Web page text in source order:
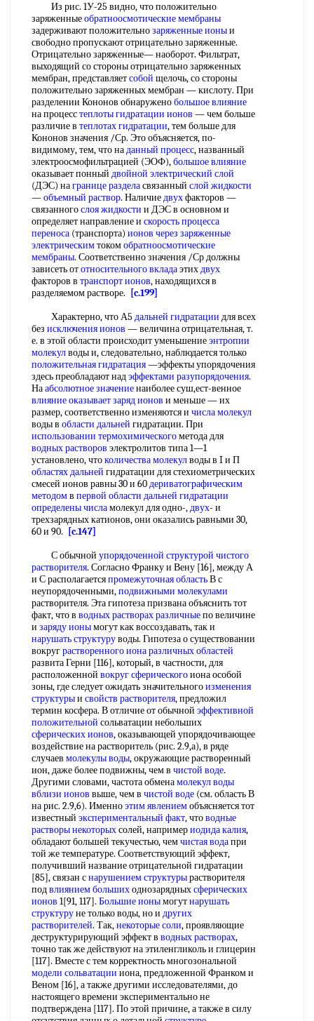
Из рис. 1У-25 видно, что положительно
заряженныеобратноосмотические мембраны
задерживают положительнозаряженные ионыи
свободно пропускают отрицательно заряженные.
Отрицательно заряженные— наоборот. Фильтрат,
выходящий со стороны отрицательно заряженных
мембран, представляетсобой щелочь, со стороны
положительно заряженных мембран — кислоту. При
разделении Кононов обнаруженобольшое влияние
на процесстеплоты гидратации ионов — чем больше
различие в теплотах гидратации, тем больше для
Кононов значения /Ср. Это объясняется, по-
видимому, тем, что наданный процесс, названный
электроосмофильтрацией (ЭОФ),большое влияние
оказывает понный двойной электрический слой
(ДЭС) награнице разделасвязанный слой жидкости
—объемный раствор. Наличиедвухфакторов —
связанногослоя жидкости и ДЭС в основном и
определяет направление и скорость процесса
переноса (транспорта) ионов через заряженные
электрическимтокомобратноосмотические
мембраны. Соответственно значения /Ср должны
зависеть ототносительного вкладаэтихдвух
факторов в транспорт ионов, находящихся в
разделяемом растворе.
[c.199]
Характерно, что А5 дальней гидратации для всех
без исключения ионов — величина отрицательная, т.
е. в этой области происходит уменьшениеэнтропии
молекулводы и, следовательно, наблюдается только
положительная гидратация—эффекты упорядочения
здесь преобладают надэффектами разупорядочения.
Наабсолютное значениенаиболее суш,ест-венное
влияние оказываетзаряд ионов и меньше — их
размер, соответственно изменяются и числа молекул
воды в области дальней гидратации. При
использовании термохимическогометода для
водных растворов электролитов типа 1—1
установлено, чтоколичества молекулводы в I и П
областях дальней гидратации для стехиометрических
смесей ионов равны 30 и 60дериватографическим
методомв первой области дальней гидратации
определены числамолекул для одно-,двух- и
трехзарядных катионов, они оказались равными 30,
60 и 90.
[c.147]
С обычной упорядоченной структурой чистого
растворителя. Согласно Франку и Вену [16], между А
и С располагаетсяпромежуточная областьВ с
неупорядоченными,подвижными молекулами
растворителя. Эта гипотеза призвана объяснить тот
факт, что в водных растворах различныепо величине
и заряду ионымогут как воссоздавать, так и
нарушать структуруводы. Гипотеза о существовании
вокруграстворенного ионаразличных областей
развита Герни [116], который, в частности, для
расположенной вокруг сферическогоиона особой
зоны, где следует ожидать значительногоизменения
структурыи свойств растворителя, предложил
термин косфера. В отличие от обычной эффективной
положительной сольватации небольших
сферических ионов, оказывающей упорядочивающее
воздействие на растворитель (рис. 2.9,а), в ряде
случаев молекулы воды, окружающие растворенный
ион, даже более подвижны, чем в чистой воде.
Другими словами, частота обменамолекул воды
вблизи ионов выше, чем в чистой воде (см. область В
на рис. 2.9,6). Именноэтим явлениемобъясняется тот
известный экспериментальный факт, чтоводные
растворы некоторыхсолей, напримериодида калия,
обладают большей текучестью, чемчистая водапри
той же температуре. Соответствующий эффект,
получивший название отрицательной гидратации
[85], связан снарушением структурырастворителя
подвлиянием большиходнозарядныхсферических
ионов 1[91, 117]. Большие ионымогутнарушать
структуруне только воды, но и других
растворителей. Так,некоторые соли, проявляющие
деструктурирующий эффект в водных растворах,
точно так же действуют на этиленгликоль и глицерин
[117]. Вместе с тем корректность многозональной
модели сольватации иона, предложенной Франком и
Веном [16], а также другими исследователями, до
настоящего времени экспериментально не
подтверждена [117]. По этой причине, а также в силу